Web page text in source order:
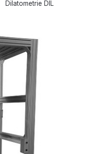
Dilatometrie DIL